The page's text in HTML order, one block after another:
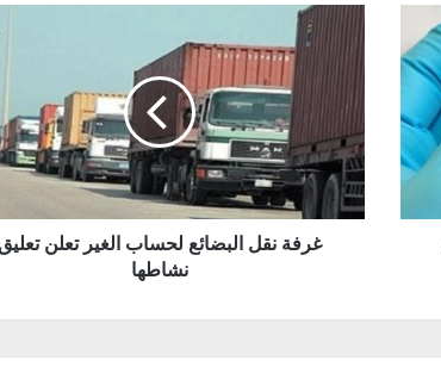
غرفة نقل البضائع لحساب الغير تعلن تعليق
نشاطها